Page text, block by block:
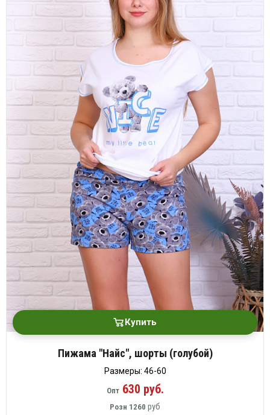
Купить
Пижама "Найс", шорты (голубой)
Размеры: 46-60
Опт630 руб.
Розн 1260 руб